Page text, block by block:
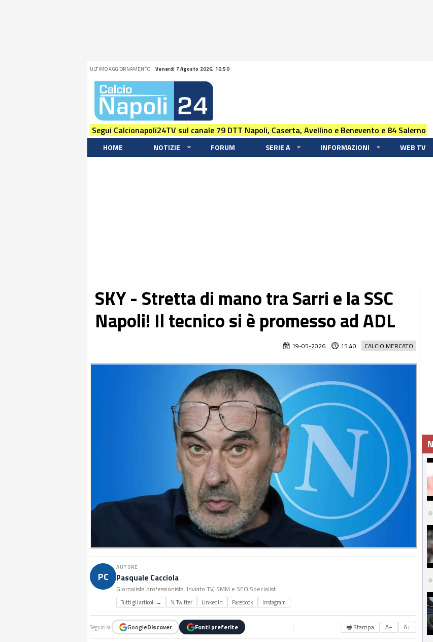
ULTIMO AGGIORNAMENTO: Venerdi 7 Agosto 2026, 10:50
Segui Calcionapoli24TV sul canale 79 DTT Napoli, Caserta, Avellino e Benevento e 84 Salerno
HOME NOTIZIE FORUM SERIE A INFORMAZIONI WEB TV
SKY - Stretta di mano tra Sarri e la SSC
Napoli! Il tecnico si è promesso ad ADL
CALCIO MERCATO
19-05-2026 15:40
PC
AUTORE
Pasquale Cacciola
Giornalista professionista. Inviato TV, SMM e SEO Specialist
Tutti gli articoli → 𝕏 Twitter LinkedIn Facebook Instagram
Seguici su GoogleDiscover Fonti preferite 🖶 Stampa A− A+